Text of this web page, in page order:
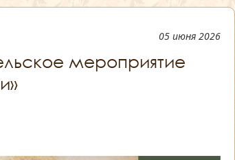
05 июня 2026
мероприятие